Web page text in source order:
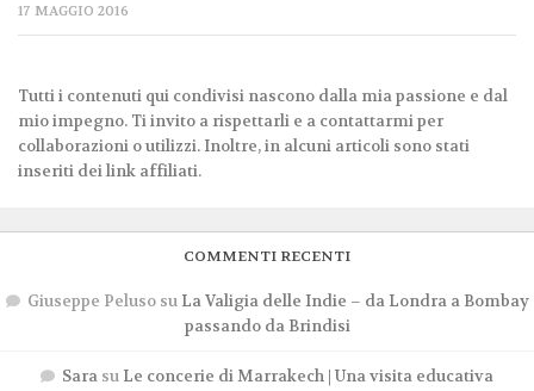
17 MAGGIO 2016
Tutti i contenuti qui condivisi nascono dalla mia passione e dal
mio impegno. Ti invito a rispettarli e a contattarmi per
collaborazioni o utilizzi. Inoltre, in alcuni articoli sono stati
inseriti dei link affiliati.
COMMENTI RECENTI
Giuseppe Pelusosu La Valigia delle Indie – da Londra a Bombay
passando da Brindisi
Sara su Le concerie di Marrakech | Una visita educativa